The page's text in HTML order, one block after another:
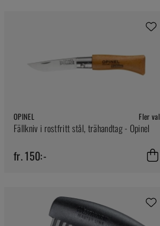
OPINEL Fler val
Fällkniv i rostfritt stål, trähandtag - Opinel
fr. 150:-